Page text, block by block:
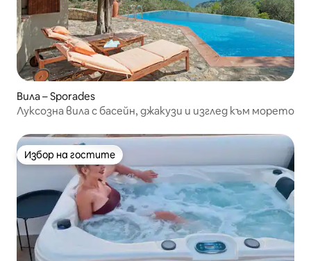
Вила – Sporades
Луксозна вила с басейн, джакузи и изглед към морето
Избор на гостите
Избор на гостите